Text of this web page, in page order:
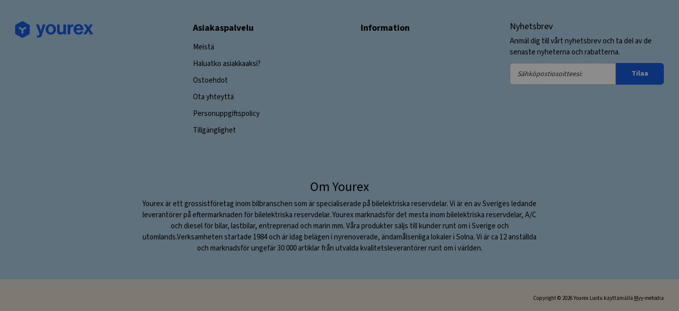
Asiakaspalvelu
Meistä
Haluatko asiakkaaksi?
Ostoehdot
Ota yhteyttä
Personuppgiftspolicy
Tillgänglighet
Information Nyhetsbrev
Anmäl dig till vårt nyhetsbrev och ta del av de
senaste nyheterna och rabatterna.
Sähköpostiosoitteesi:
Tilaa
Om Yourex
Yourex är ett grossistföretag inom bilbranschen som är specialiserade på bilelektriska reservdelar. Vi är en av Sveriges ledande
leverantörer på eftermarknaden för bilelektriska reservdelar. Yourex marknadsför det mesta inom bilelektriska reservdelar, A/C
och diesel för bilar, lastbilar, entreprenad och marin mm. Våra produkter säljs till kunder runt om i Sverige och
utomlands.Verksamheten startade 1984 och är idag belägen i nyrenoverade, ändamålsenliga lokaler i Solna. Vi är ca 12 anställda
och marknadsför ungefär 30 000 artiklar från utvalda kvalitetsleverantörer runt om i världen.
Copyright © 2026 Yourex Luotu käyttämällä Myy-metodia